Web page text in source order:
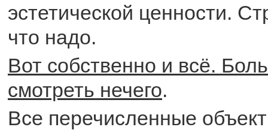
эстетической ценности.
что надо.
Вот собственно и всё.
смотреть нечего.
Все перечисленные